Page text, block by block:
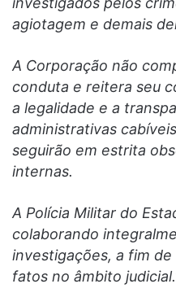
agiotagem e demais
A Corporação não
conduta e reitera seu
a legalidade e a
administrativas
seguirão em estrita
internas.
A Polícia Militar do
colaborando
investigações, a fim
fatos no âmbito